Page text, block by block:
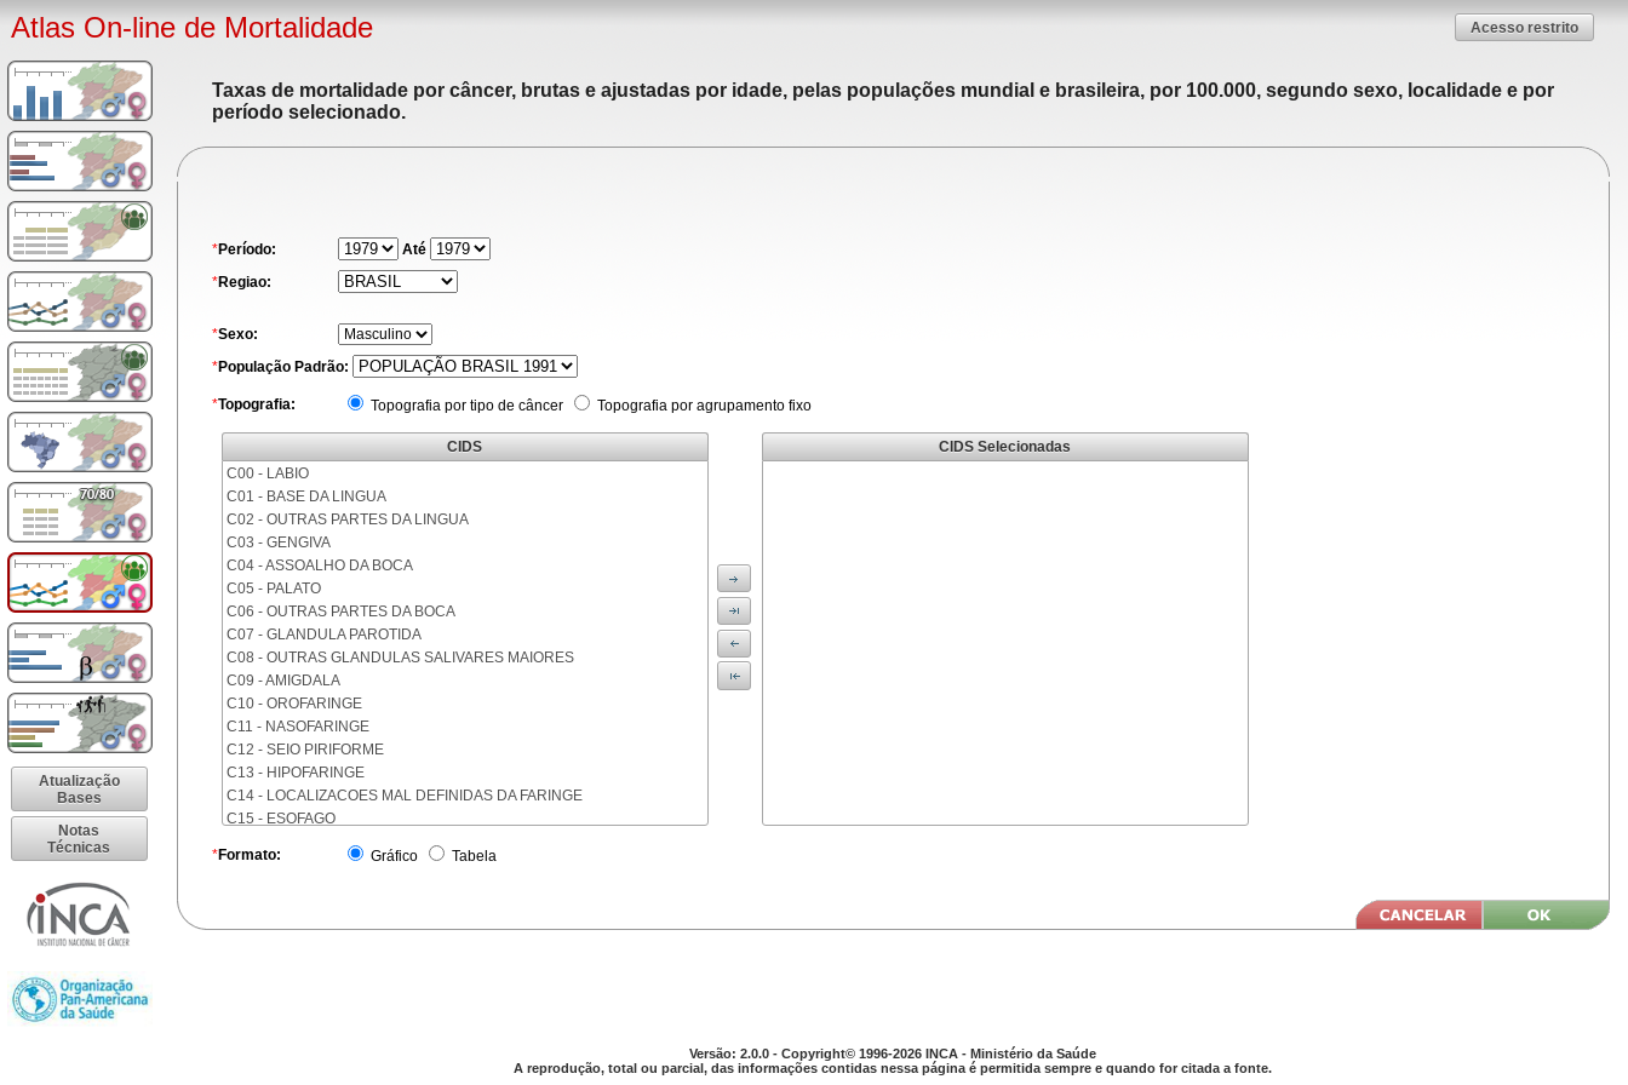
Atlas On-line de Mortalidade Acesso restrito
Atualização
Bases
Notas
Técnicas
Taxas de mortalidade por câncer, brutas e ajustadas por idade, pelas populações mundial e brasileira, por 100.000, segundo sexo, localidade e por
período selecionado.
*Período:
Até
*Regiao:
*Sexo:
*População Padrão:
*Topografia: Topografia por tipo de câncer Topografia por agrupamento fixo
CIDS
C00 - LABIO
C01 - BASE DA LINGUA
C02 - OUTRAS PARTES DA LINGUA
C03 - GENGIVA
C04 - ASSOALHO DA BOCA
C05 - PALATO
C06 - OUTRAS PARTES DA BOCA
C07 - GLANDULA PAROTIDA
C08 - OUTRAS GLANDULAS SALIVARES MAIORES
C09 - AMIGDALA
C10 - OROFARINGE
C11 - NASOFARINGE
C12 - SEIO PIRIFORME
C13 - HIPOFARINGE
C14 - LOCALIZACOES MAL DEFINIDAS DA FARINGE
C15 - ESOFAGO
C17 - INTESTINO DELGADO
C20 - RETO
C26 - LOCALIZACOES MAL DEFINIDAS NO APARELHO DIGESTIVO
CIDS Selecionadas
*Formato: Gráfico Tabela
Versão: 2.0.0 - Copyright© 1996-2026 INCA - Ministério da Saúde
A reprodução, total ou parcial, das informações contidas nessa página é permitida sempre e quando for citada a fonte.